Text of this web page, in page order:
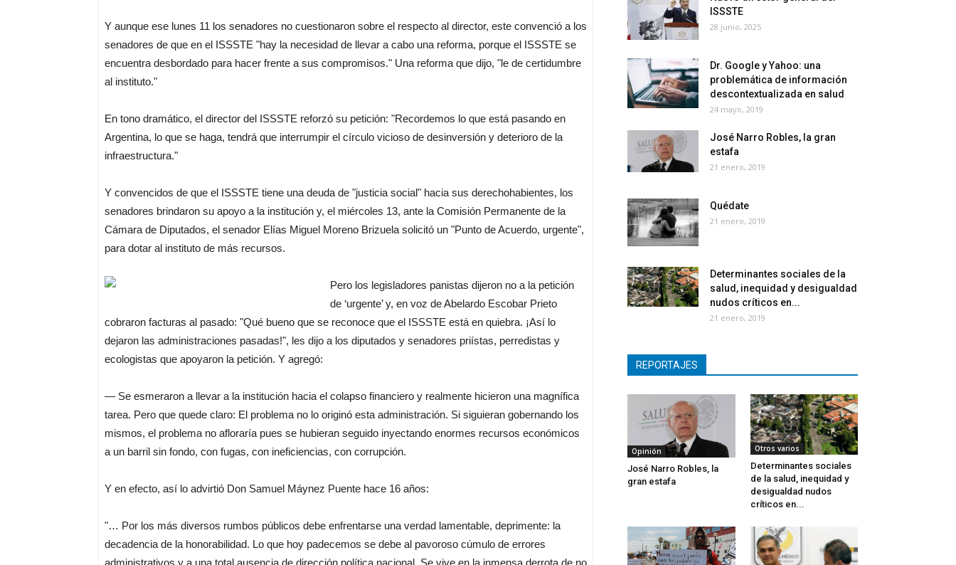
Y aunque ese lunes 11 los senadores no cuestionaron sobre el respecto al director, este convenció a los
senadores de que en el ISSSTE "hay la necesidad de llevar a cabo una reforma, porque el ISSSTE se
encuentra desbordado para hacer frente a sus compromisos." Una reforma que dijo, "le de certidumbre
al instituto."
En tono dramático, el director del ISSSTE reforzó su petición: "Recordemos lo que está pasando en
Argentina, lo que se haga, tendrá que interrumpir el círculo vicioso de desinversión y deterioro de la
infraestructura."
Y convencidos de que el ISSSTE tiene una deuda de "justicia social" hacia sus derechohabientes, los
senadores brindaron su apoyo a la institución y, el miércoles 13, ante la Comisión Permanente de la
Cámara de Diputados, el senador Elías Miguel Moreno Brizuela solicitó un "Punto de Acuerdo, urgente",
para dotar al instituto de más recursos.
Pero los legisladores panistas dijeron no a la petición
de ‘urgente’ y, en voz de Abelardo Escobar Prieto
cobraron facturas al pasado: "Qué bueno que se reconoce que el ISSSTE está en quiebra. ¡Así lo
dejaron las administraciones pasadas!", les dijo a los diputados y senadores priístas, perredistas y
ecologistas que apoyaron la petición. Y agregó:
— Se esmeraron a llevar a la institución hacia el colapso financiero y realmente hicieron una magnífica
tarea. Pero que quede claro: El problema no lo originó esta administración. Si siguieran gobernando los
mismos, el problema no afloraría pues se hubieran seguido inyectando enormes recursos económicos
a un barril sin fondo, con fugas, con ineficiencias, con corrupción.
Y en efecto, así lo advirtió Don Samuel Máynez Puente hace 16 años:
"… Por los más diversos rumbos públicos debe enfrentarse una verdad lamentable, deprimente: la
decadencia de la honorabilidad. Lo que hoy padecemos se debe al pavoroso cúmulo de errores
administrativos y a una total ausencia de dirección política nacional. Se vive en la inmensa derrota de no
ISSSTE
28 junio, 2025
Dr. Google y Yahoo: una
problemática de información
descontextualizada en salud
24 mayo, 2019
José Narro Robles, la gran
estafa
21 enero, 2019
Quédate
21 enero, 2019
Determinantes sociales de la
salud, inequidad y desigualdad
nudos críticos en...
21 enero, 2019
REPORTAJES
Opinión
José Narro Robles, la
gran estafa
Otros varios
Determinantes sociales
de la salud, inequidad y
desigualdad nudos
críticos en...